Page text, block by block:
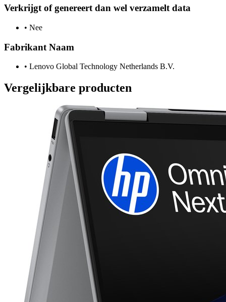
Verkrijgt of genereert dan wel verzamelt data
• Nee
Fabrikant Naam
• Lenovo Global Technology Netherlands B.V.
Vergelijkbare producten